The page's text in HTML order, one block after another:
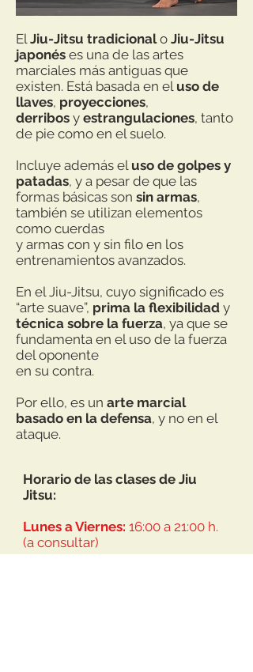
ElJiu-Jitsu tradicionalo Jiu-Jitsu
japonés es una de las artes
marciales más antiguas que
existen. Está basada en el uso de
llaves, proyecciones,
derribos y estrangulaciones, tanto
de pie como en el suelo.
Incluye además el uso de golpes y
patadas, y a pesar de que las
formas básicas son sin armas,
también se utilizan elementos
como cuerdas
y armas con y sin filo en los
entrenamientos avanzados.
En el Jiu-Jitsu, cuyo significado es
“arte suave”, prima la flexibilidad y
técnica sobre la fuerza, ya que se
fundamenta en el uso de la fuerza
del oponente
en su contra.
Por ello, es un arte marcial
basado en la defensa, y no en el
ataque.
Horario de las clases de Jiu
Jitsu:
Lunes a Viernes: 16:00 a 21:00 h.
(a consultar)